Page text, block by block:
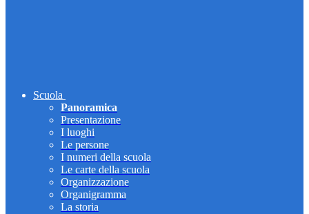
Scuola
Panoramica
Presentazione
I luoghi
Le persone
I numeri della scuola
Le carte della scuola
Organizzazione
Organigramma
La storia